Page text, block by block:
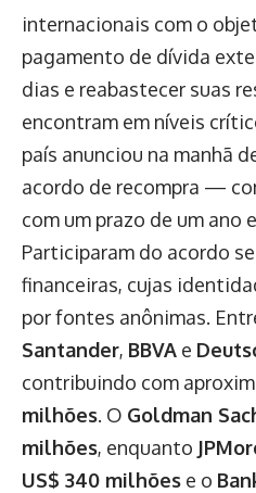
internacionais com o
pagamento de dívida
dias e reabastecer suas
encontram em níveis
país anunciou na manhã
acordo de recompra —
com um prazo de um ano
Participaram do acordo
financeiras, cujas
por fontes anônimas.
Santander, BBVA e
contribuindo com
milhões. O Goldman
milhões, enquanto
US$ 340 milhões e o